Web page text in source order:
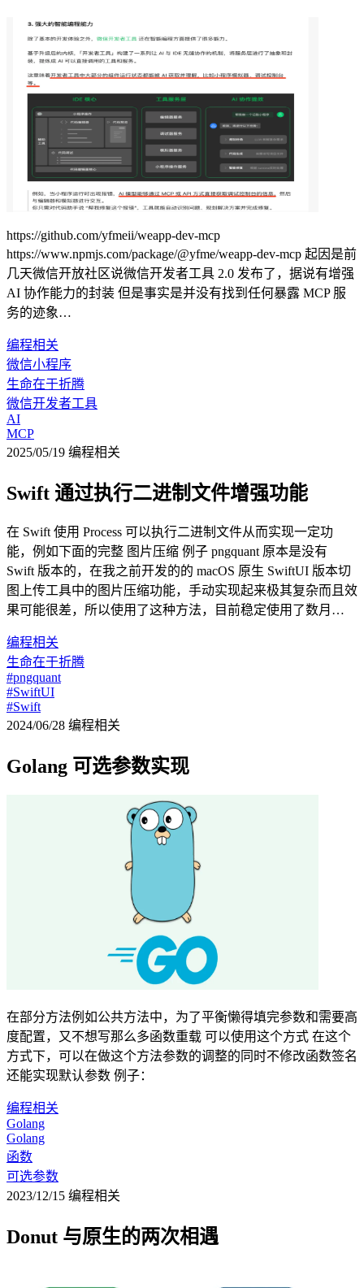
https://github.com/yfmeii/weapp-dev-mcp
https://www.npmjs.com/package/@yfme/weapp-dev-mcp 起因是前
几天微信开放社区说微信开发者工具 2.0 发布了，据说有增强
AI 协作能力的封装 但是事实是并没有找到任何暴露 MCP 服
务的迹象…
编程相关
微信小程序
生命在于折腾
微信开发者工具
AI
MCP
2025/05/19 编程相关
Swift 通过执行二进制文件增强功能
在 Swift 使用 Process 可以执行二进制文件从而实现一定功
能，例如下面的完整 图片压缩 例子 pngquant 原本是没有
Swift 版本的，在我之前开发的的 macOS 原生 SwiftUI 版本切
图上传工具中的图片压缩功能，手动实现起来极其复杂而且效
果可能很差，所以使用了这种方法，目前稳定使用了数月…
编程相关
生命在于折腾
#pngquant
#SwiftUI
#Swift
2024/06/28 编程相关
Golang 可选参数实现
在部分方法例如公共方法中，为了平衡懒得填完参数和需要高
度配置，又不想写那么多函数重载 可以使用这个方式 在这个
方式下，可以在做这个方法参数的调整的同时不修改函数签名
还能实现默认参数 例子：
编程相关
Golang
Golang
函数
可选参数
2023/12/15 编程相关
Donut 与原生的两次相遇